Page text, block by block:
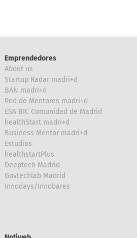
Emprendedores
About us
Startup Radar madri+d
BAN madri+d
Red de Mentores madri+d
ESA BIC Comunidad de Madrid
healthStart madri+d
Business Mentor madri+d
Estudios
healthstartPlus
Deeptech Madrid
Govtechlab Madrid
Innodays/Innobares